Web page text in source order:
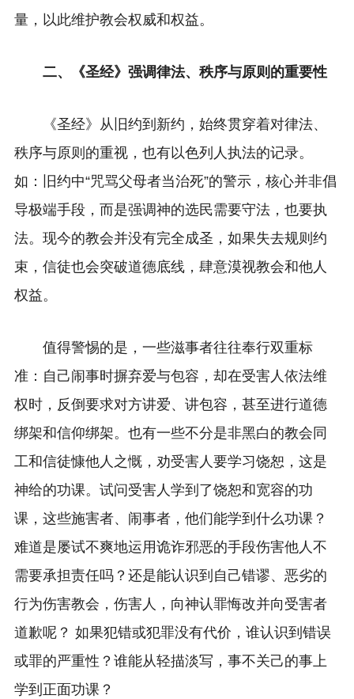
量，以此维护教会权威和权益。
二、《圣经》强调律法、秩序与原则的重要性
《圣经》从旧约到新约，始终贯穿着对律法、
秩序与原则的重视，也有以色列人执法的记录。
如：旧约中“咒骂父母者当治死”的警示，核心并非倡
导极端手段，而是强调神的选民需要守法，也要执
法。现今的教会并没有完全成圣，如果失去规则约
束，信徒也会突破道德底线，肆意漠视教会和他人
权益。
值得警惕的是，一些滋事者往往奉行双重标
准：自己闹事时摒弃爱与包容，却在受害人依法维
权时，反倒要求对方讲爱、讲包容，甚至进行道德
绑架和信仰绑架。也有一些不分是非黑白的教会同
工和信徒慷他人之慨，劝受害人要学习饶恕，这是
神给的功课。试问受害人学到了饶恕和宽容的功
课，这些施害者、闹事者，他们能学到什么功课？
难道是屡试不爽地运用诡诈邪恶的手段伤害他人不
需要承担责任吗？还是能认识到自己错谬、恶劣的
行为伤害教会，伤害人，向神认罪悔改并向受害者
道歉呢？ 如果犯错或犯罪没有代价，谁认识到错误
或罪的严重性？谁能从轻描淡写，事不关己的事上
学到正面功课？